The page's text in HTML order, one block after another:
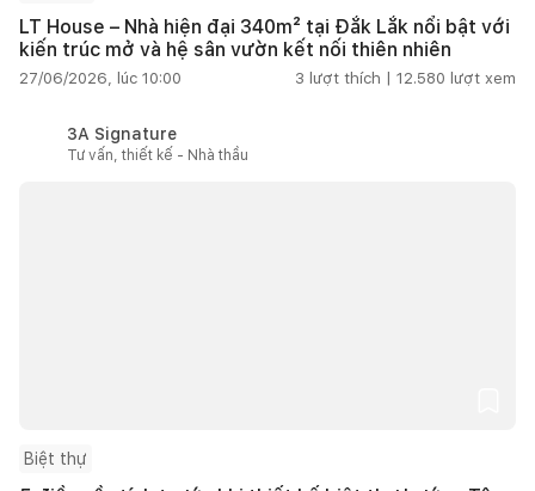
LT House – Nhà hiện đại 340m² tại Đắk Lắk nổi bật với
kiến trúc mở và hệ sân vườn kết nối thiên nhiên
27/06/2026, lúc 10:00 3 lượt thích | 12.580 lượt xem
3A Signature
Tư vấn, thiết kế - Nhà thầu
Biệt thự